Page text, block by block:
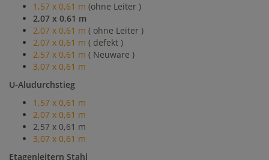
1,57 x 0,61 m (ohne Leiter )
2,07 x 0,61 m
2,07 x 0,61 m ( ohne Leiter )
2,07 x 0,61 m ( defekt )
2,57 x 0,61 m ( Neuware )
3,07 x 0,61 m
U-Aludurchstieg
1,57 x 0,61 m
2,07 x 0,61 m
2,57 x 0,61 m
3,07 x 0,61 m
Etagenleitern Stahl